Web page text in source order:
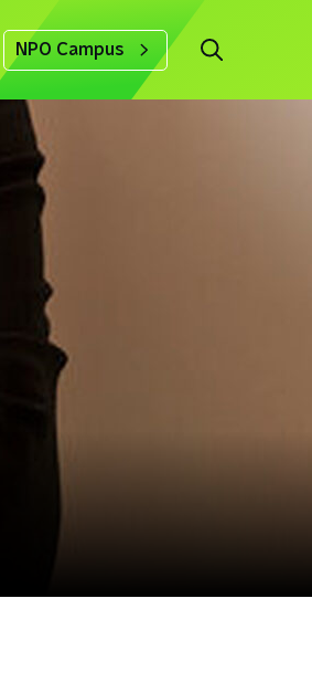
NPO Campus